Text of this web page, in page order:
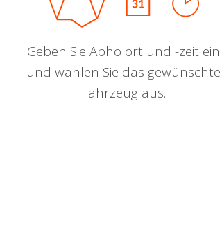
Geben Sie Abholort und -zeit ein
und wählen Sie das gewünschte
Fahrzeug aus.